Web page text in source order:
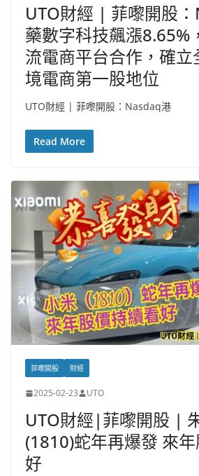
UTO財經 | 菲嚟開股
藥數字科技飆漲8.65%
流電商平台合作，確立
境電商第一股地位
UTO財經 | 菲嚟開股：Nasdaq港
Read More
菲嚟開股 財經
2025-02-23 UTO
UTO財經|菲嚟開股 |
(1810)蛇年再爆發 來
好